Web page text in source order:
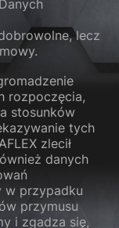
lecz
rozpoczęcia,
stosunków
tych
zlecił
danych
w przypadku
przymusu
i zgadza się,